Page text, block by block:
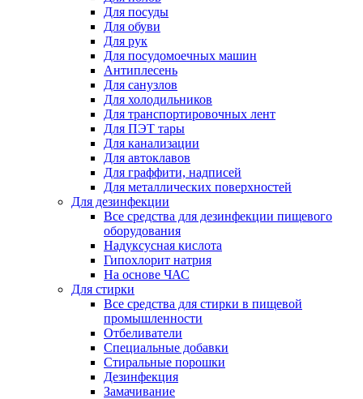
Для посуды
Для обуви
Для рук
Для посудомоечных машин
Антиплесень
Для санузлов
Для холодильников
Для транспортировочных лент
Для ПЭТ тары
Для канализации
Для автоклавов
Для граффити, надписей
Для металлических поверхностей
Для дезинфекции
Все средства для дезинфекции пищевого
оборудования
Надуксусная кислота
Гипохлорит натрия
На основе ЧАС
Для стирки
Все средства для стирки в пищевой
промышленности
Отбеливатели
Специальные добавки
Стиральные порошки
Дезинфекция
Замачивание